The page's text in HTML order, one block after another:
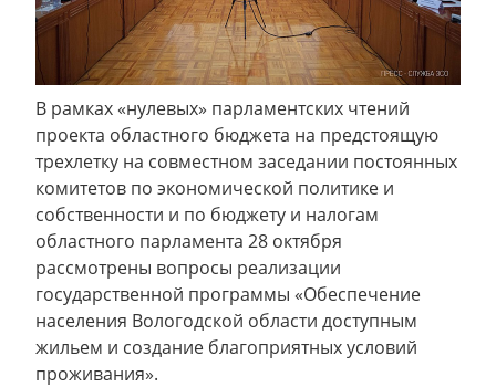
В рамках «нулевых» парламентских чтений
проекта областного бюджета на предстоящую
трехлетку на совместном заседании постоянных
комитетов по экономической политике и
собственности и по бюджету и налогам
областного парламента 28 октября
рассмотрены вопросы реализации
государственной программы «Обеспечение
населения Вологодской области доступным
жильем и создание благоприятных условий
проживания».